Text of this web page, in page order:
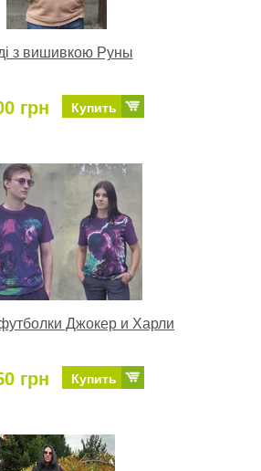
з вишивкою Руны
грн Купить
Джокер и Харли
грн Купить